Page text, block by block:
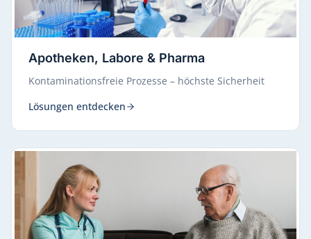
Apotheken, Labore & Pharma
Kontaminationsfreie Prozesse – höchste Sicherheit
Lösungen entdecken